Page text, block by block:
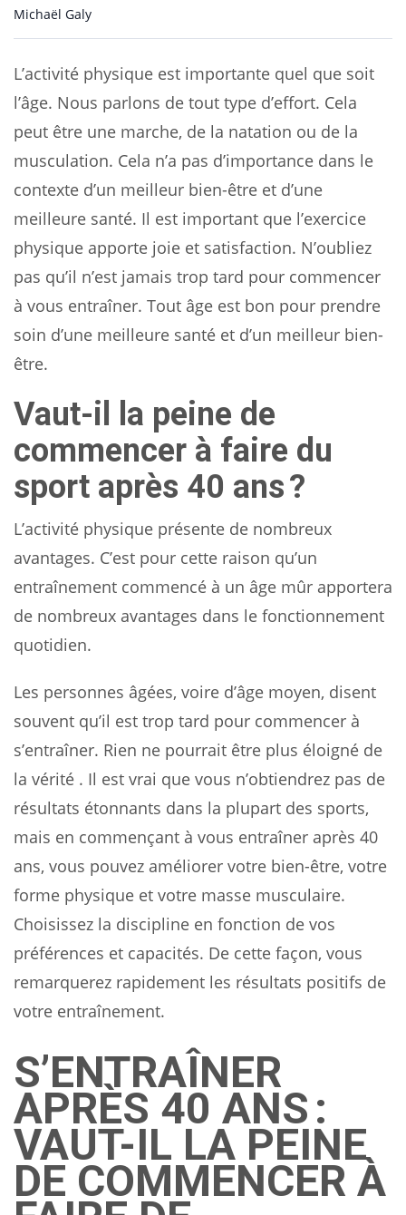
Michaël Galy
L’activité physique est importante quel que soit
l’âge. Nous parlons de tout type d’effort. Cela
peut être une marche, de la natation ou de la
musculation. Cela n’a pas d’importance dans le
contexte d’un meilleur bien-être et d’une
meilleure santé. Il est important que l’exercice
physique apporte joie et satisfaction. N’oubliez
pas qu’il n’est jamais trop tard pour commencer
à vous entraîner. Tout âge est bon pour prendre
soin d’une meilleure santé et d’un meilleur bien-
être.
Vaut-il la peine de
commencer à faire du
sport après 40 ans ?
L’activité physique présente de nombreux
avantages. C’est pour cette raison qu’un
entraînement commencé à un âge mûr apportera
de nombreux avantages dans le fonctionnement
quotidien.
Les personnes âgées, voire d’âge moyen, disent
souvent qu’il est trop tard pour commencer à
s’entraîner. Rien ne pourrait être plus éloigné de
la vérité . Il est vrai que vous n’obtiendrez pas de
résultats étonnants dans la plupart des sports,
mais en commençant à vous entraîner après 40
ans, vous pouvez améliorer votre bien-être, votre
forme physique et votre masse musculaire.
Choisissez la discipline en fonction de vos
préférences et capacités. De cette façon, vous
remarquerez rapidement les résultats positifs de
votre entraînement.
S’ENTRAÎNER
APRÈS 40 ANS :
VAUT-IL LA PEINE
DE COMMENCER À